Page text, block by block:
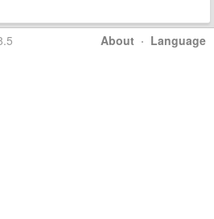
About · Language